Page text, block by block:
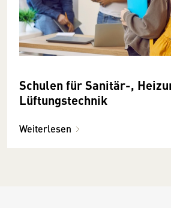
Schulen für Sanitär-,
Lüftungstechnik
Weiterlesen